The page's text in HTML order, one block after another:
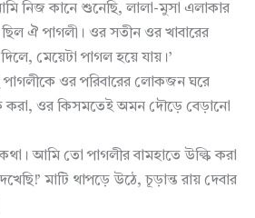
নিজ কানে শুনেছি, লালা-মুসা এলাকার
ঐ পাগলী। ওর সতীন ওর খাবারের
মেয়েটা পাগল হয়ে যায়।’
ওর পরিবারের লোকজন ঘরে
করা, ওর কিসমতেই অমন দৌড়ে বেড়ানো
আমি তো পাগলীর বামহাতে উল্কি করা
মাটি থাপড়ে উঠে, চূড়ান্ত রায় দেবার